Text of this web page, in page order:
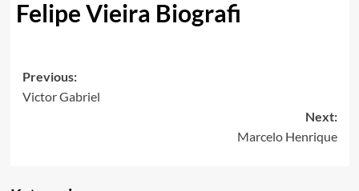
Felipe Vieira Biografi
Post
navigation
Previous:
Victor Gabriel
Next:
Marcelo Henrique